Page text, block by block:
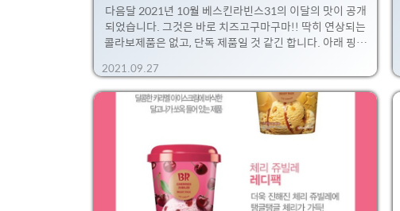
다음달 2021년 10월 베스킨라빈스31의 이달의 맛이 공개
되었습니다. 그것은 바로 치즈고구마구마!! 딱히 연상되는
콜라보제품은 없고, 단독 제품일 것 같긴 합니다. 아래 핑크
ㅎㅎ 치즈와 고구마의 평범한 조합일 것 같긴한데, 기대가
되네요~. 설명을 보면, 고구마 아이스크림 크림치즈 아이스
크림에 고소한 고구마와 고구마 치즈케이크가 쏘옥~! 이라
고 되어 있는데, 음, 살짝 예상이되는 맛이긴 하네요 ㅋ. 오
늘 9월 27일까지 예약이 가능하면, 배달은 내일 28일부터
가능합니다. 전 어제 일요일 예약해서 제일 빱른 내일 28일
오후에 받기로 했네요 ㅎㅎ. 내일 저녁 퇴근 후, 빨리 먹어보
고 후기 남겨보겠습니다.~ 핑크버드 가격은 13,500원에 무
료배송..
2021.09.27